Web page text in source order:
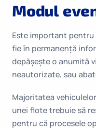
Modul
Este important pentru
fie în permanență
depășește o anumită
neautorizate, sau
Majoritatea
unei flote trebuie să
pentru că procesele